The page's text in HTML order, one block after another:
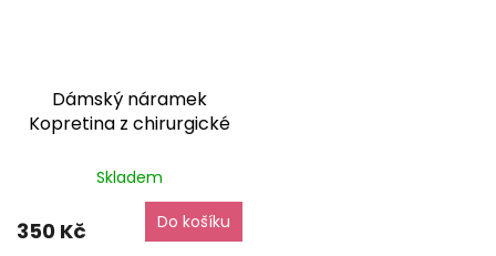
Dámský náramek
Kopretina z chirurgické
dárkové balení zdarma
hodnocení
produktu
5,0
Skladem
350 Kč Do košíku